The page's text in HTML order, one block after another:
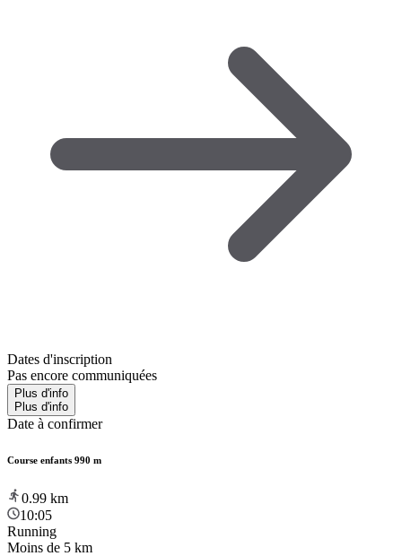
Dates d'inscription
Pas encore communiquées
Plus d'info
Plus d'info
Date à confirmer
Course enfants 990 m
0.99 km
10:05
Running
Moins de 5 km